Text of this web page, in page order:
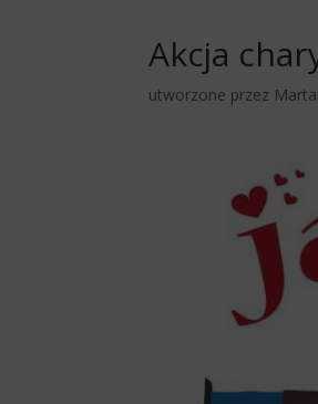
Akcja
utworzone przez